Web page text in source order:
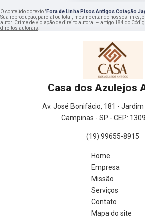
O conteúdo do texto "Fora de Linha Pisos Antigos Cotação
Sua reprodução, parcial ou total, mesmo citando nossos links,
autor. Crime de violação de direito autoral – artigo 184 do
direitos autorais
Casa dos Azulejos
Av. José Bonifácio, 181 -
Campinas - SP - CEP:
(19) 99655-8915
Home
Empresa
Missão
Serviços
Contato
Mapa do site